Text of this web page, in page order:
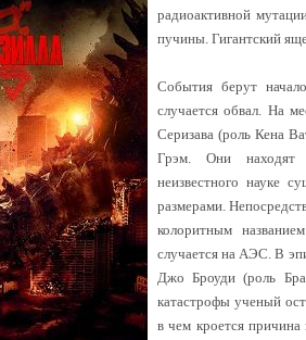
радиоактивной
пучины. Гигантский
События берут
случается обвал. На
Серизава (роль Кена
Грэм. Они находят
неизвестного науке
размерами.
колоритным
случается на АЭС. В
Джо Броуди (роль
катастрофы ученый
в чем кроется